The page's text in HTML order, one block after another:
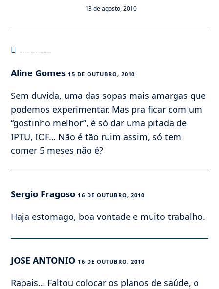
13 de agosto, 2010
Este post tem 4 comentários
Aline Gomes15 DE OUTUBRO, 2010
Sem duvida, uma das sopas mais amargas que
podemos experimentar. Mas pra ficar com um
“gostinho melhor”, é só dar uma pitada de
IPTU, IOF… Não é tão ruim assim, só tem
comer 5 meses não é?
Sergio Fragoso16 DE OUTUBRO, 2010
Haja estomago, boa vontade e muito trabalho.
JOSE ANTONIO16 DE OUTUBRO, 2010
Rapais… Faltou colocar os planos de saúde, o